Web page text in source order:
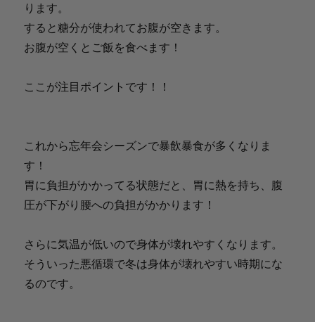
ります。
すると糖分が使われてお腹が空きます。
お腹が空くとご飯を食べます！
ここが注目ポイントです！！
これから忘年会シーズンで暴飲暴食が多くなりま
す！
胃に負担がかかってる状態だと、胃に熱を持ち、腹
圧が下がり腰への負担がかかります！
さらに気温が低いので身体が壊れやすくなります。
そういった悪循環で冬は身体が壊れやすい時期にな
るのです。